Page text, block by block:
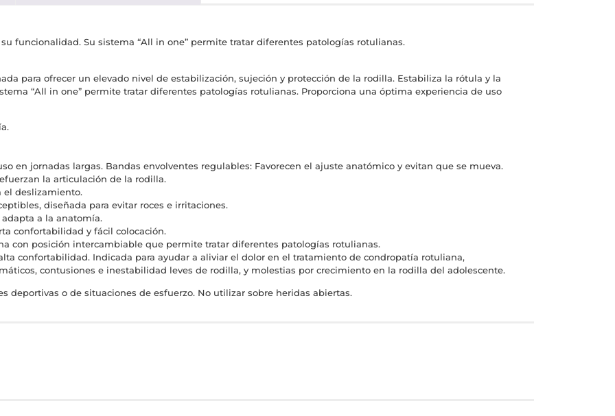
funcionalidad. Su sistema “All in one” permite tratar diferentes patologías rotulianas.
para ofrecer un elevado nivel de estabilización, sujeción y protección de la rodilla. Estabiliza la rótula y la
“All in one” permite tratar diferentes patologías rotulianas. Proporciona una óptima experiencia de uso
en jornadas largas. Bandas envolventes regulables: Favorecen el ajuste anatómico y evitan que se mueva.
la articulación de la rodilla.
el deslizamiento.
diseñada para evitar roces e irritaciones.
a la anatomía.
confortabilidad y fácil colocación.
con posición intercambiable que permite tratar diferentes patologías rotulianas.
confortabilidad. Indicada para ayudar a aliviar el dolor en el tratamiento de condropatía rotuliana,
contusiones e inestabilidad leves de rodilla, y molestias por crecimiento en la rodilla del adolescente.
deportivas o de situaciones de esfuerzo. No utilizar sobre heridas abiertas.